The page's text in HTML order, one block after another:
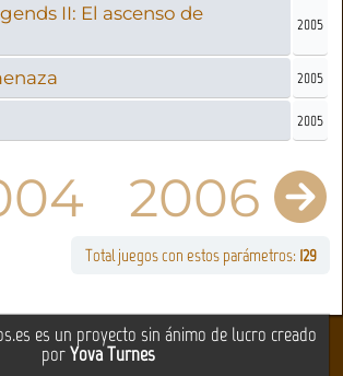
II: El ascenso de
2005
2005
2005
2006
Total juegos con estos parámetros: 129
es un proyecto sin ánimo de lucro creado
porYova Turnes